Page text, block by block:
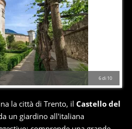
6di 10
la città di Trento, il Castello del
un giardino all'italiana